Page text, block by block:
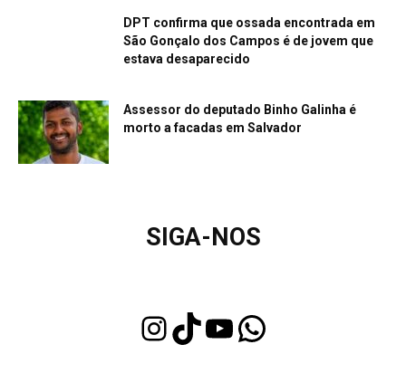
DPT confirma que ossada encontrada em
São Gonçalo dos Campos é de jovem que
estava desaparecido
Assessor do deputado Binho Galinha é
morto a facadas em Salvador
SIGA-NOS
InstagramTikTok Youtube WhatsApp